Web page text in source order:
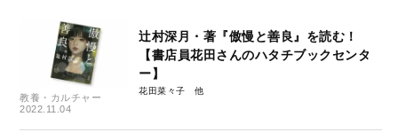
教養・カルチャー
2022.11.04
辻村深月・著『傲慢と善良』を読む！
【書店員花田さんのハタチブックセンタ
ー】
花田菜々子